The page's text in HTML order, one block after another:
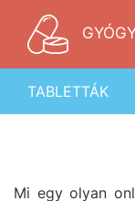
TABLETTÁK
Mi egy olyan